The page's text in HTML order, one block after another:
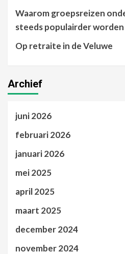
Waarom groepsreizen
steeds populairder worden
Op retraite in de Veluwe
Archief
juni 2026
februari 2026
januari 2026
mei 2025
april 2025
maart 2025
december 2024
november 2024